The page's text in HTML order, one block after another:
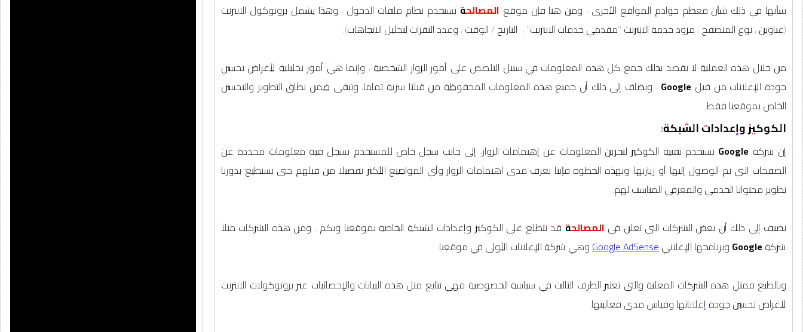
شأنها في ذلك شأن معظم خوادم المواقع الأخرى ، ومن هنا فإن موقع المصالحة يستخدم نظام ملفات الدخول ، وهذا يشمل بروتوكول الانترنت
(عناوين ، نوع المتصفح ، مزود خدمة الانترنت "مقدمي خدمات الانترنت" ، التاريخ / الوقت ، وعدد النقرات لتحليل الاتجاهات).
من خلال هذه العملية لا يقصد بذلك جمع كل هذه المعلومات في سبيل التلصص على أمور الزوار الشخصية ، وإنما هي أمور تحليلية لأغراض تحسين
جودة الإعلانات من قبل Google ، ويضاف إلى ذلك أن جميع هذه المعلومات المحفوظة من قبلنا سرية تماما، وتبقى ضمن نطاق التطوير والتحسين
الخاص بموقعنا فقط.
الكوكيز وإعدادات الشبكة:
إن شركة Google تستخدم تقنية الكوكيز لتخزين المعلومات عن إهتمامات الزوار، إلى جانب سجل خاص للمستخدم تسجل فيه معلومات محددة عن
الصفحات التي تم الوصول إليها أو زيارتها، وبهذه الخطوة فإننا نعرف مدى اهتمامات الزوار وأي المواضيع الأكثر تفضيلا من قبلهم حتى نستطيع بدورنا
تطوير محتوانا الخدمي والمعرفي المناسب لهم.
نضيف إلى ذلك أن بعض الشركات التي تعلن في المصالحة قد تتطلع على الكوكيز وإعدادات الشبكة الخاصة بموقعنا وبكم ، ومن هذه الشركات مثلاً
شركةGoogle وبرنامجها الإعلانيGoogle AdSenseوهي شركة الإعلانات الأولى في موقعنا.
وبالطبع فمثل هذه الشركات المعلنة والتي تعتبر الطرف الثالث في سياسة الخصوصية فهي تتابع مثل هذه البيانات والإحصائيات عبر بروتوكولات الانترنت
لأغراض تحسين جودة إعلاناتها وقياس مدى فعاليتها.